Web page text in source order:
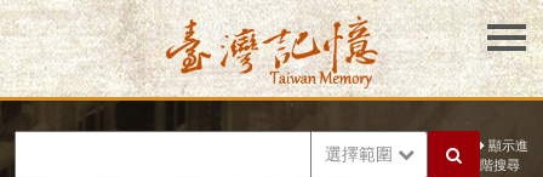
選擇範圍
顯示進
階搜尋